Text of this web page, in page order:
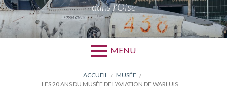
dans l'Oise
MENU
ACCUEIL
MUSÉE
LES 20 ANS DU MUSÉE DE L’AVIATION DE WARLUIS